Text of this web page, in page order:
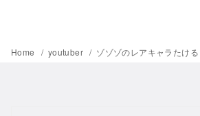
Home youtuber ゾゾゾのレアキャラたけるくんとは